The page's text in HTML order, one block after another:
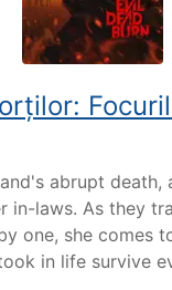
abrupt death,
in-laws. As they
one, she comes
in life survive